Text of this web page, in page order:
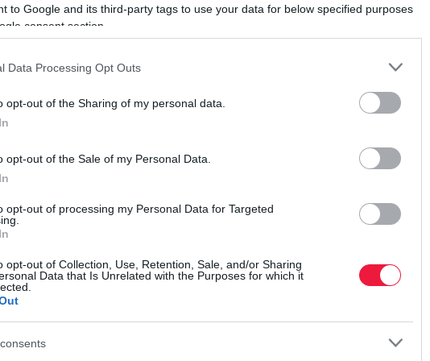
to Google and its third-party tags to use your data for below specified purposes
consent section.
Data Processing Opt Outs
opt-out of the Sharing of my personal data.
opt-out of the Sale of my Personal Data.
opt-out of processing my Personal Data for Targeted
opt-out of Collection, Use, Retention, Sale, and/or Sharing
Data that Is Unrelated with the Purposes for which it
több egy korsónál). Így
országokban a legolcsóbb, illetve
adatokból az látszik, hogy az árak
hatására. Összességében
míg a legolcsóbbak az afrikai
számít az 1,18 fontos (486
az ide kattintva megtekintheti
forrásként a Google Keresőben!
ÉLETSTÍLUS
Amikor
szeretnének
kerülnek